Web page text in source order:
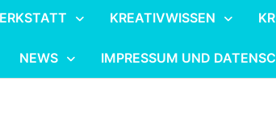
KREATIVWISSEN
NEWS IMPRESSUM UND